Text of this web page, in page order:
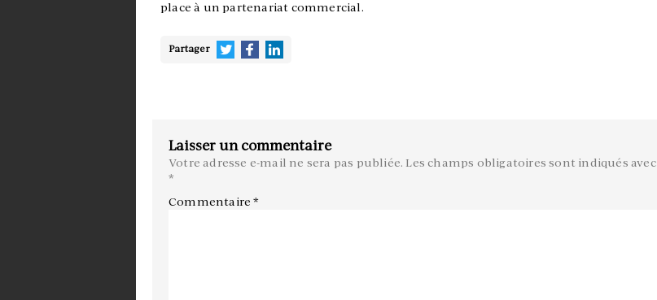
place à un partenariat commercial.
Partager
Laisser un commentaire
Votre adresse e-mail ne sera pas publiée. Les champs obligatoires sont indiqués avec
*
Commentaire*